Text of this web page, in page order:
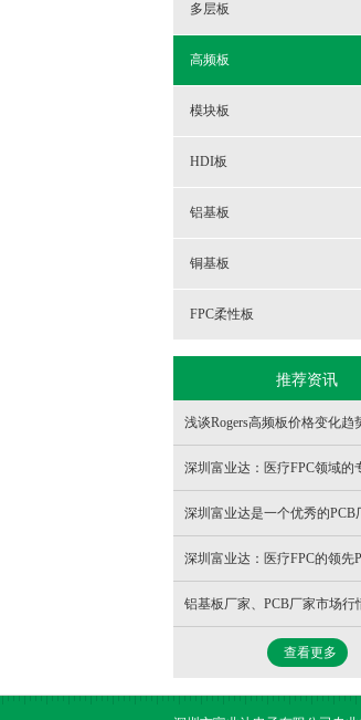
多层板
高频板
模块板
HDI板
铝基板
铜基板
FPC柔性板
推荐资讯
浅谈Rogers高频板价格变化趋
深圳富业达：医疗FPC领域的
深圳富业达是一个优秀的PCB
深圳富业达：医疗FPC的领先
铝基板厂家、PCB厂家市场行
查看更多